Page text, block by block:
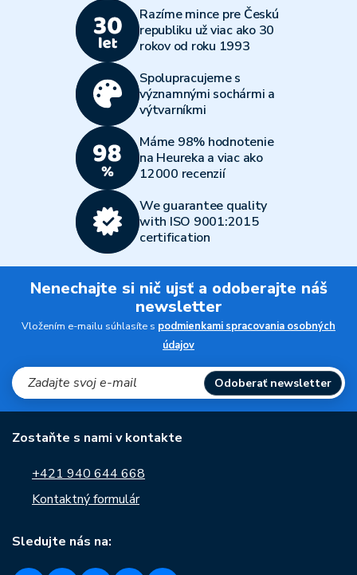
Razíme mince pre Českú
republiku už viac ako 30
rokov od roku 1993
Spolupracujeme s
významnými sochármi a
výtvarníkmi
Máme 98% hodnotenie
na Heureka a viac ako
12000 recenzií
We guarantee quality
with ISO 9001:2015
certification
Nenechajte si nič ujsť a odoberajte náš
newsletter
Vložením e-mailu súhlasíte s podmienkami spracovania osobných
údajov
Odoberať newsletter
Zostaňte s nami v kontakte
+421 940 644 668
Kontaktný formulár
Sledujte nás na: